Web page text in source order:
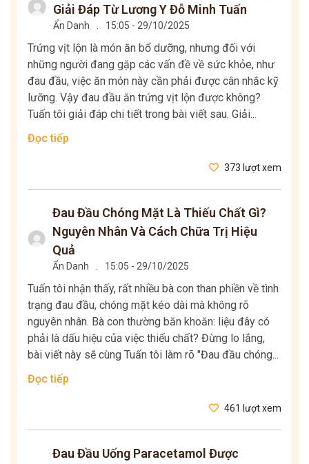
Giải Đáp Từ Lương Y Đỗ Minh Tuấn
Ẩn Danh 15:05 - 29/10/2025
Trứng vịt lộn là món ăn bổ dưỡng, nhưng đối với
những người đang gặp các vấn đề về sức khỏe, như
đau đầu, việc ăn món này cần phải được cân nhắc kỹ
lưỡng. Vậy đau đầu ăn trứng vịt lộn được không?
Tuấn tôi giải đáp chi tiết trong bài viết sau. Giải...
Đọc tiếp
373 lượt xem
Đau Đầu Chóng Mặt Là Thiếu Chất Gì?
Nguyên Nhân Và Cách Chữa Trị Hiệu
Quả
Ẩn Danh 15:05 - 29/10/2025
Tuấn tôi nhận thấy, rất nhiều bà con than phiền về tình
trạng đau đầu, chóng mặt kéo dài mà không rõ
nguyên nhân. Bà con thường băn khoăn: liệu đây có
phải là dấu hiệu của việc thiếu chất? Đừng lo lắng,
bài viết này sẽ cùng Tuấn tôi làm rõ "Đau đầu chóng...
Đọc tiếp
461 lượt xem
Đau Đầu Uống Paracetamol Được